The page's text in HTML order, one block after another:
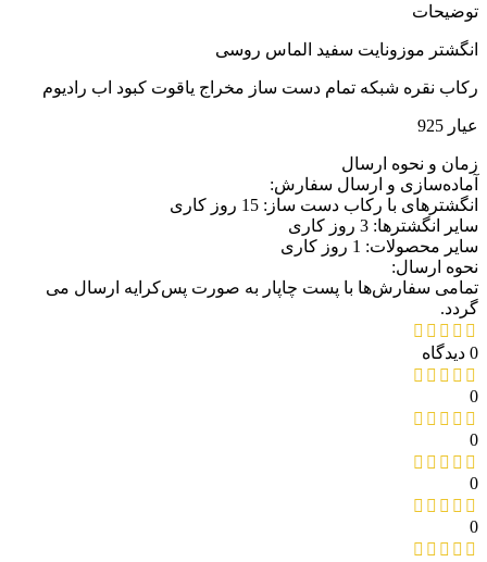
موزونایت سفید الماس روسی
نقره شبکه تمام دست ساز مخراج یاقوت کبود اب رادیوم
925
و نحوه ارسال
و ارسال سفارش:
با رکاب دست ساز: 15 روز کاری
انگشترها: 3 روز کاری
محصولات: 1 روز کاری
ارسال:
سفارش‌ها با پست چاپار به صورت پس‌کرایه ارسال می